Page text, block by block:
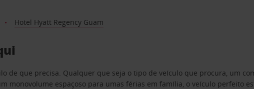
Hotel Hyatt Regency Guam
de que precisa. Qualquer que seja o tipo de veículo que procura, um
monovolume espaçoso para umas férias em família, o veículo perfeito